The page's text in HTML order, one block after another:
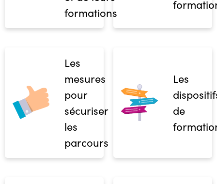
formations
Les
mesures
pour
sécuriser
les
parcours
Les
de